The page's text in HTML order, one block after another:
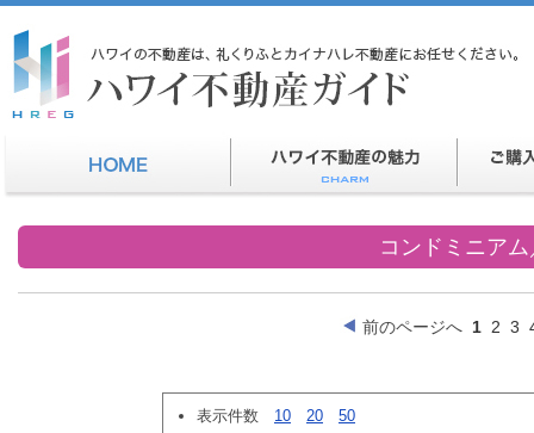
コンドミニア
前のページへ 1 2 3
表示件数 10 20
50